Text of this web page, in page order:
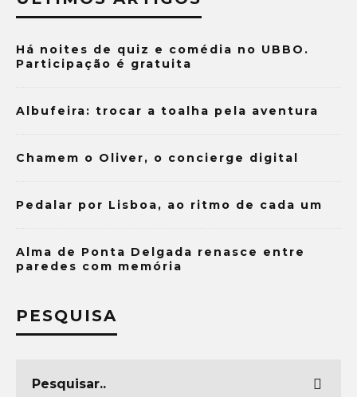
Há noites de quiz e comédia no UBBO.
Participação é gratuita
Albufeira: trocar a toalha pela aventura
Chamem o Oliver, o concierge digital
Pedalar por Lisboa, ao ritmo de cada um
Alma de Ponta Delgada renasce entre
paredes com memória
PESQUISA